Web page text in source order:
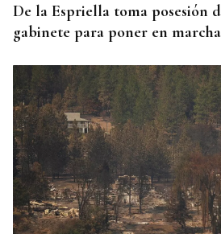
De la Espriella toma posesión
gabinete para poner en